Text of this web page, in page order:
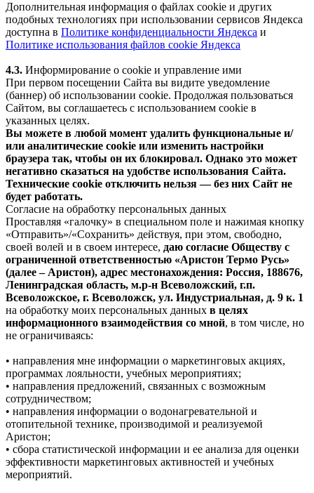
Дополнительная информация о файлах cookie и других
подобных технологиях при использовании сервисов Яндекса
доступна в Политике конфиденциальности Яндекса и
Политике использования файлов cookie Яндекса
4.3. Информирование о cookie и управление ими
При первом посещении Сайта вы видите уведомление
(баннер) об использовании cookie. Продолжая пользоваться
Сайтом, вы соглашаетесь с использованием cookie в
указанных целях.
Вы можете в любой момент удалить функциональные и/
или аналитические cookie или изменить настройки
браузера так, чтобы он их блокировал. Однако это может
негативно сказаться на удобстве использования Сайта.
Технические cookie отключить нельзя — без них Сайт не
будет работать.
Согласие на обработку персональных данных
Проставляя «галочку» в специальном поле и нажимая кнопку
«Отправить»/«Сохранить» действуя, при этом, свободно,
своей волей и в своем интересе, даю согласие Обществу с
ограниченной ответственностью «Аристон Термо Русь»
(далее – Аристон), адрес местонахождения: Россия, 188676,
Ленинградская область, м.р-н Всеволожский, г.п.
Всеволожское, г. Всеволожск, ул. Индустриальная, д. 9 к. 1
на обработку моих персональных данных в целях
информационного взаимодействия со мной, в том числе, но
не ограничиваясь:
• направления мне информации о маркетинговых акциях,
программах лояльности, учебных мероприятиях;
• направления предложений, связанных с возможным
сотрудничеством;
• направления информации о водонагревательной и
отопительной технике, производимой и реализуемой
Аристон;
• сбора статистической информации и ее анализа для оценки
эффективности маркетинговых активностей и учебных
мероприятий.